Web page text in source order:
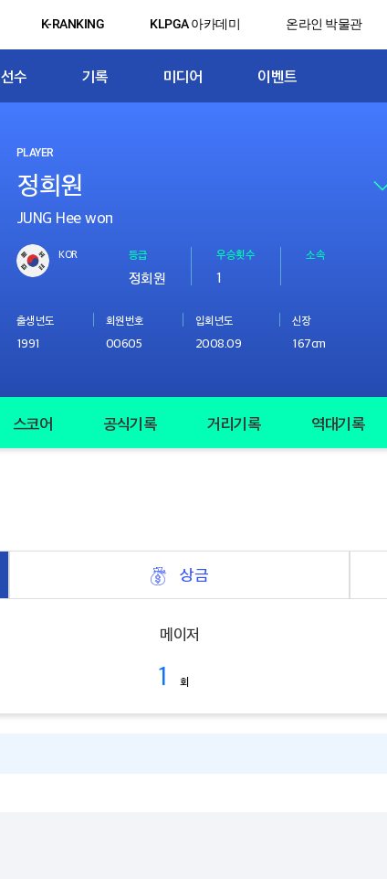
K-RANKING KLPGA 아카데미 온라인 박물관
선수 기록 미디어 이벤트
PLAYER
JUNG Hee won
KOR 등급
정회원
우승횟수
1
소속
출생년도
1991
회원번호
00605
입회년도
2008.09
신장
167cm
스코어 공식기록 거리기록 역대기록
상금
메이저
1 회